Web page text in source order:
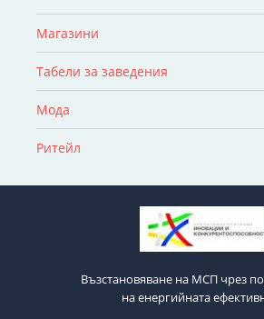
Магазини
Табели за заведения
Мода
Ритейл
Възстановяване на МСП чрез
на енергийната